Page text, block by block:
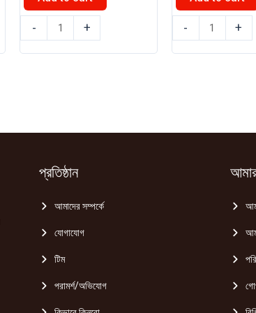
৳ 230.00.
৳ 220.00.
-
চিনিগুড়া
সুগন্ধি
+
৳ 125.00.
-
ফুড
টমেটো
+
প্রতিষ্ঠান
আমাদের সম্পর্কে
যোগাযোগ
টিম
পরামর্শ/অভিযোগ